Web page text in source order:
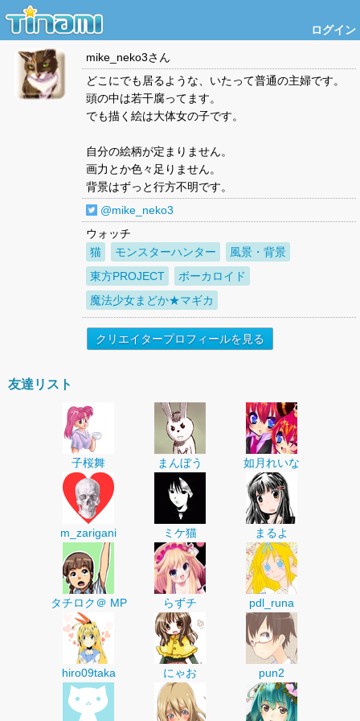
ログイン
mike_neko3さん
どこにでも居るような、いたって普通の主婦です。
頭の中は若干腐ってます。
でも描く絵は大体女の子です。
自分の絵柄が定まりません。
画力とか色々足りません。
背景はずっと行方不明です。
@mike_neko3
ウォッチ
猫
モンスターハンター
風景・背景
東方PROJECT
ボーカロイド
魔法少女まどか★マギカ
クリエイタープロフィールを見る
友達リスト
子桜舞 まんぼう 如月れいな
m_zarigani ミケ猫 まるよ
タチロク＠ MP らずチ pdl_runa
hiro09taka にゃお pun2